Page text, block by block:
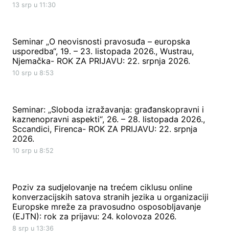
13 srp u 11:30
Seminar „O neovisnosti pravosuđa – europska
usporedba“, 19. – 23. listopada 2026., Wustrau,
Njemačka- ROK ZA PRIJAVU: 22. srpnja 2026.
10 srp u 8:53
Seminar: „Sloboda izražavanja: građanskopravni i
kaznenopravni aspekti“, 26. – 28. listopada 2026.,
Sccandici, Firenca- ROK ZA PRIJAVU: 22. srpnja
2026.
10 srp u 8:52
Poziv za sudjelovanje na trećem ciklusu online
konverzacijskih satova stranih jezika u organizaciji
Europske mreže za pravosudno osposobljavanje
(EJTN): rok za prijavu: 24. kolovoza 2026.
8 srp u 13:36